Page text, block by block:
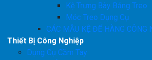
Kệ Trưng Bày Bảng Treo
Móc Treo Dụng Cụ
CÁC MẪU KỆ ĐỂ HÀNG CÔNG
Thiết Bị Công Nghiệp
Dụng Cụ Cầm Tay